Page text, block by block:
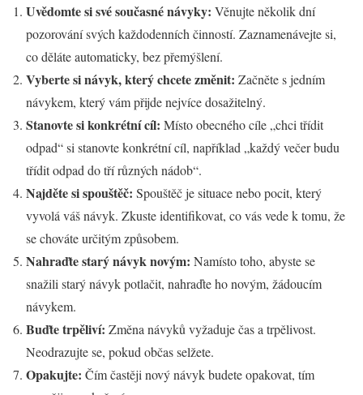
Uvědomte si své současné návyky: Věnujte několik dní
pozorování svých každodenních činností. Zaznamenávejte si,
co děláte automaticky, bez přemýšlení.
Vyberte si návyk, který chcete změnit: Začněte s jedním
návykem, který vám přijde nejvíce dosažitelný.
Stanovte si konkrétní cíl: Místo obecného cíle „chci třídit
odpad“ si stanovte konkrétní cíl, například „každý večer budu
třídit odpad do tří různých nádob“.
Najděte si spouštěč: Spouštěč je situace nebo pocit, který
vyvolá váš návyk. Zkuste identifikovat, co vás vede k tomu, že
se chováte určitým způsobem.
Nahraďte starý návyk novým: Namísto toho, abyste se
snažili starý návyk potlačit, nahraďte ho novým, žádoucím
návykem.
Buďte trpěliví: Změna návyků vyžaduje čas a trpělivost.
Neodrazujte se, pokud občas selžete.
Opakujte: Čím častěji nový návyk budete opakovat, tím